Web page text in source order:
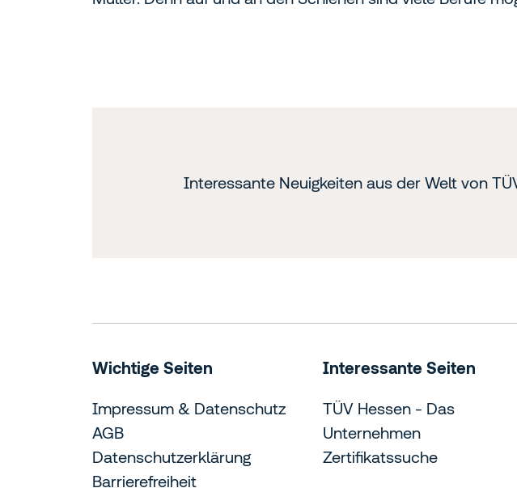
Interessante Neuigkeiten aus der Welt von
Wichtige Seiten
Impressum & Datenschutz
AGB
Datenschutzerklärung
Barrierefreiheit
Interessante Seiten
TÜV Hessen - Das
Unternehmen
Zertifikatssuche